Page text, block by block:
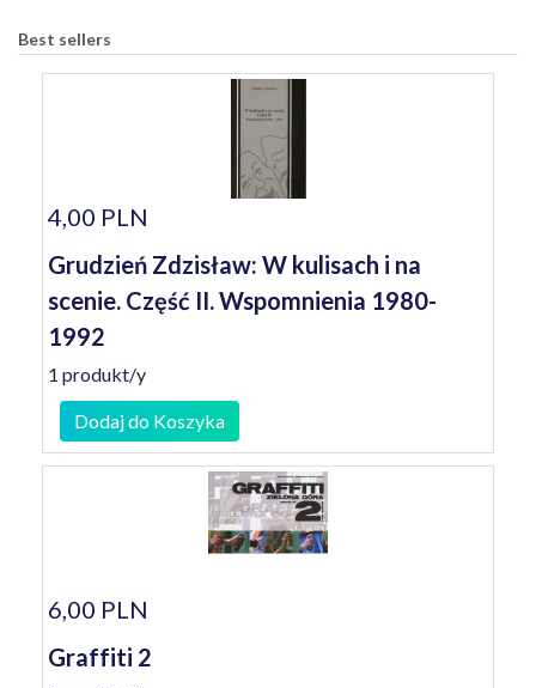
Best sellers
4,00 PLN
Grudzień Zdzisław: W kulisach i na
scenie. Część II. Wspomnienia 1980-
1992
1 produkt/y
Dodaj do Koszyka
6,00 PLN
Graffiti 2